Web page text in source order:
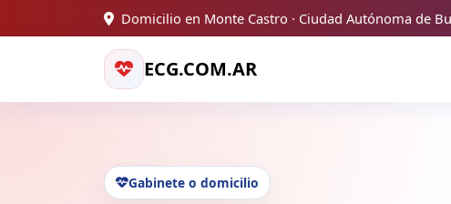
Domicilio en Monte Castro · Ciudad Autónoma de
ECG.COM.AR
Gabinete o domicilio